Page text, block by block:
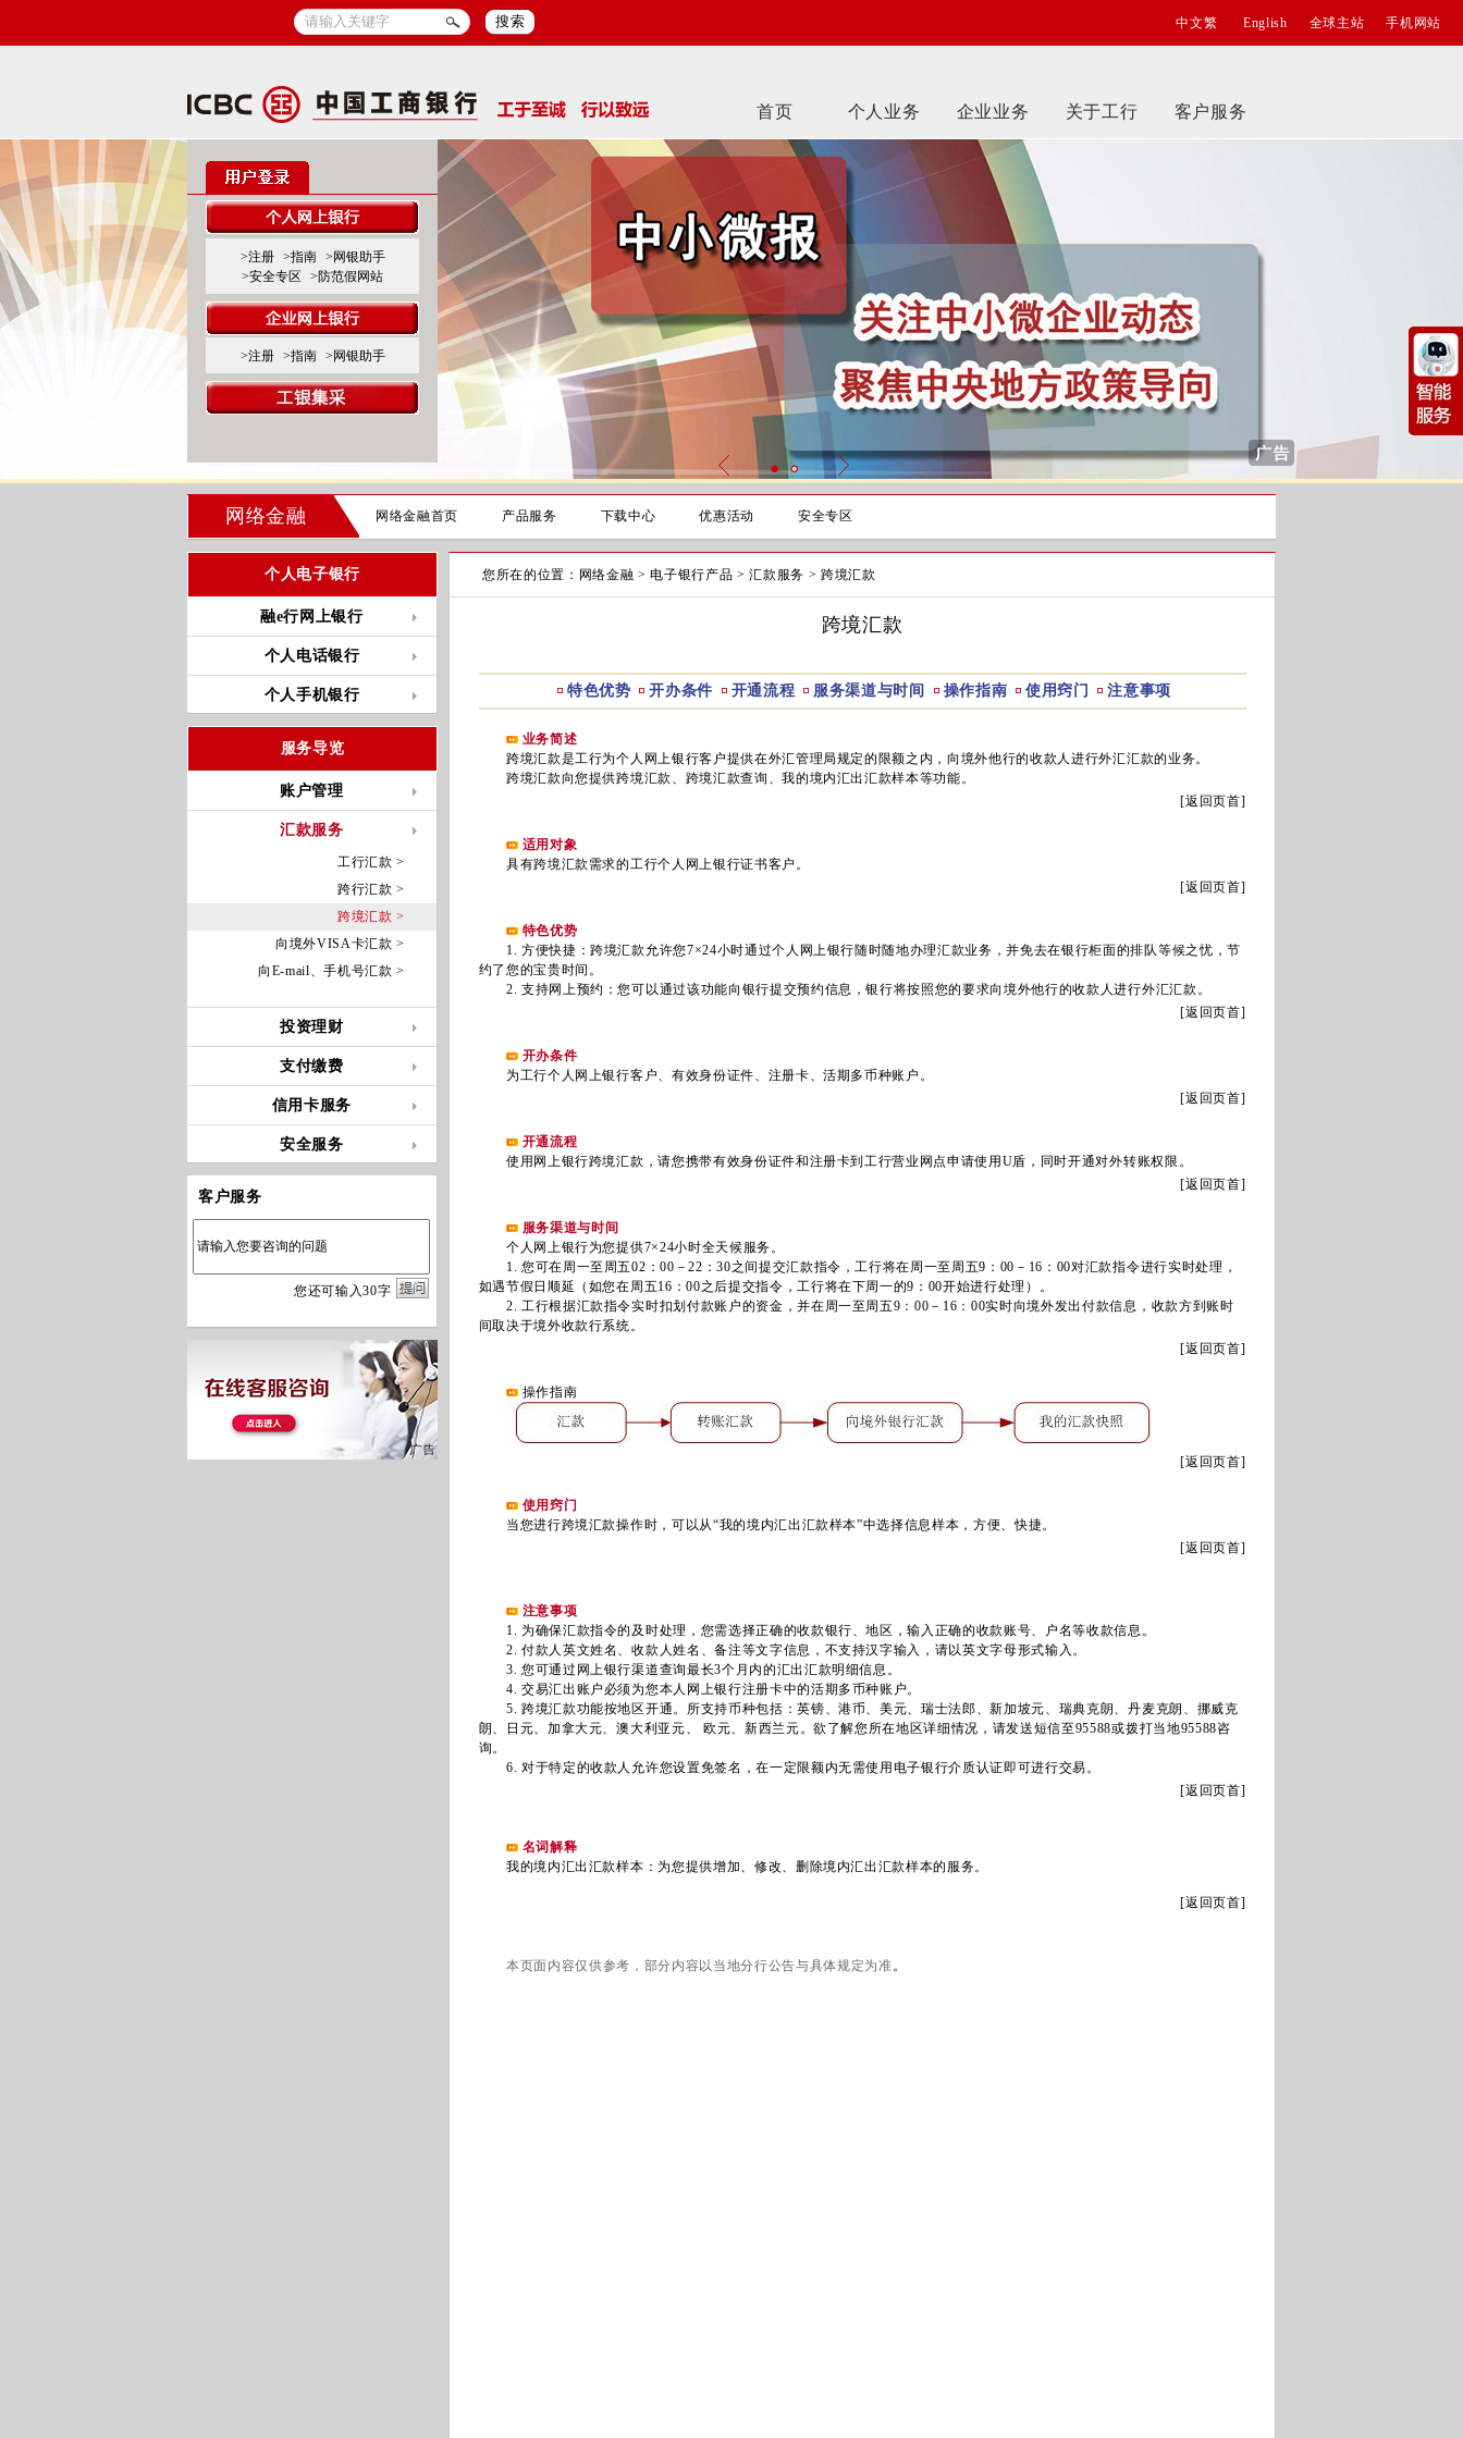
搜索 中文繁 English 全球主站 手机网站
首页 个人业务 企业业务 关于工行 客户服务
>注册 >指南
>网银助手
>安全专区
>防范假网站
>注册 >指南 >网银助手
网络金融 网络金融首页 产品服务 下载中心 优惠活动 安全专区
个人电子银行
融e行网上银行
个人电话银行
个人手机银行
服务导览
账户管理
汇款服务
工行汇款 >
跨行汇款 >
跨境汇款 >
向境外VISA卡汇款 >
向E-mail、手机号汇款 >
投资理财
支付缴费
信用卡服务
安全服务
客户服务
您还可输入30字
您所在的位置： 网络金融 >电子银行产品 >汇款服务 >跨境汇款
跨境汇款
特色优势 开办条件 开通流程 服务渠道与时间 操作指南 使用窍门 注意事项
业务简述
跨境汇款是工行为个人网上银行客户提供在外汇管理局规定的限额之内，向境外他行的收款人进行外汇汇款的业务。
跨境汇款向您提供跨境汇款、跨境汇款查询、我的境内汇出汇款样本等功能。
[返回页首]
适用对象
具有跨境汇款需求的工行个人网上银行证书客户。
[返回页首]
特色优势
1. 方便快捷：跨境汇款允许您7×24小时通过个人网上银行随时随地办理汇款业务，并免去在银行柜面的排队等候之忧，节
约了您的宝贵时间。
2. 支持网上预约：您可以通过该功能向银行提交预约信息，银行将按照您的要求向境外他行的收款人进行外汇汇款。
[返回页首]
开办条件
为工行个人网上银行客户、有效身份证件、注册卡、活期多币种账户。
[返回页首]
开通流程
使用网上银行跨境汇款，请您携带有效身份证件和注册卡到工行营业网点申请使用U盾，同时开通对外转账权限。
[返回页首]
服务渠道与时间
个人网上银行为您提供7×24小时全天候服务。
1. 您可在周一至周五02：00－22：30之间提交汇款指令，工行将在周一至周五9：00－16：00对汇款指令进行实时处理，
如遇节假日顺延（如您在周五16：00之后提交指令，工行将在下周一的9：00开始进行处理）。
2. 工行根据汇款指令实时扣划付款账户的资金，并在周一至周五9：00－16：00实时向境外发出付款信息，收款方到账时
间取决于境外收款行系统。
[返回页首]
操作指南
[返回页首]
使用窍门
当您进行跨境汇款操作时，可以从“我的境内汇出汇款样本”中选择信息样本，方便、快捷。
[返回页首]
注意事项
1. 为确保汇款指令的及时处理，您需选择正确的收款银行、地区，输入正确的收款账号、户名等收款信息。
2. 付款人英文姓名、收款人姓名、备注等文字信息，不支持汉字输入，请以英文字母形式输入。
3. 您可通过网上银行渠道查询最长3个月内的汇出汇款明细信息。
4. 交易汇出账户必须为您本人网上银行注册卡中的活期多币种账户。
5. 跨境汇款功能按地区开通。所支持币种包括：英镑、港币、美元、瑞士法郎、新加坡元、瑞典克朗、丹麦克朗、挪威克
朗、日元、加拿大元、澳大利亚元、 欧元、新西兰元。欲了解您所在地区详细情况，请发送短信至95588或拨打当地95588咨
询。
6. 对于特定的收款人允许您设置免签名，在一定限额内无需使用电子银行介质认证即可进行交易。
[返回页首]
名词解释
我的境内汇出汇款样本：为您提供增加、修改、删除境内汇出汇款样本的服务。
[返回页首]
本页面内容仅供参考，部分内容以当地分行公告与具体规定为准。